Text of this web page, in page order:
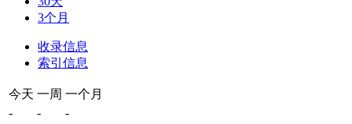
3个月
收录信息
索引信息
今天 一周 一个月
-
-
-